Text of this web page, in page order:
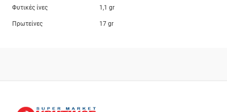
Φυτικές ίνες 1,1 gr
Πρωτείνες 17 gr